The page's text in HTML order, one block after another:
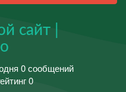
сайт |
0 сообщений
0